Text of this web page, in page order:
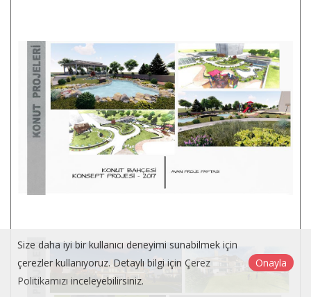
Size daha iyi bir kullanıcı deneyimi sunabilmek için
çerezler kullanıyoruz. Detaylı bilgi için Çerez
Politikamızı inceleyebilirsiniz.
Onayla